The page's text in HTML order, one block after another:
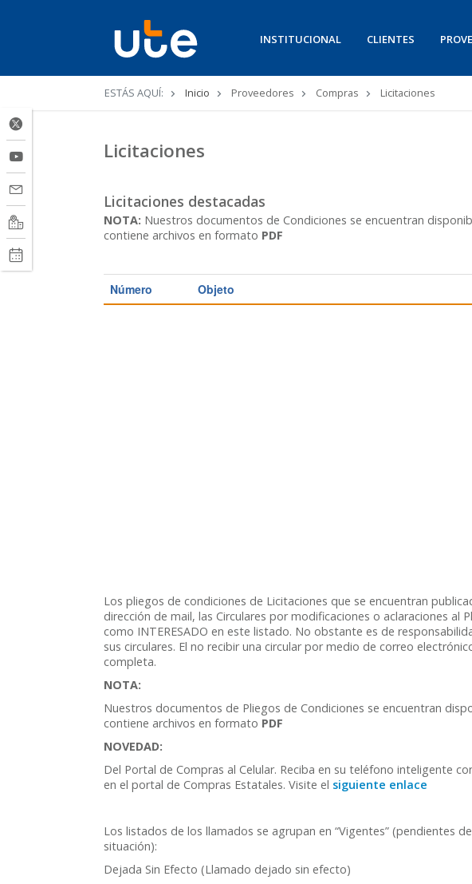
INSTITUCIONAL CLIENTES
Ruta
navegación
ESTÁS AQUÍ: Inicio Proveedores Compras Licitaciones
Licitaciones
Licitaciones destacadas
NOTA: Nuestros documentos de Condiciones se encuentran
contiene archivos en formato PDF
Los pliegos de condiciones de Licitaciones que se encuentran
dirección de mail, las Circulares por modificaciones o aclaraciones
como INTERESADO en este listado. No obstante es de
sus circulares. El no recibir una circular por medio de correo
completa.
NOTA:
Nuestros documentos de Pliegos de Condiciones se encuentran
contiene archivos en formato PDF
NOVEDAD:
Del Portal de Compras al Celular. Reciba en su teléfono inteligente
en el portal de Compras Estatales. Visite el siguiente enlace
Los listados de los llamados se agrupan en “Vigentes” (pendientes
situación):
Dejada Sin Efecto (Llamado dejado sin efecto)